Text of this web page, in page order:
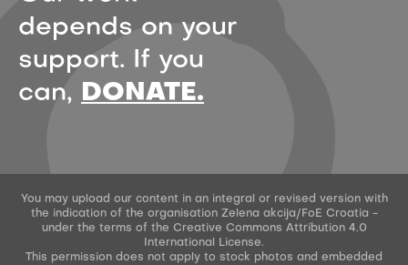
depends on your
support. If you
can,
DONATE.
You may upload our content in an integral or revised version with
the indication of the organisation Zelena akcija/FoE Croatia -
under the terms of the Creative Commons Attribution 4.0
International License.
This permission does not apply to stock photos and embedded